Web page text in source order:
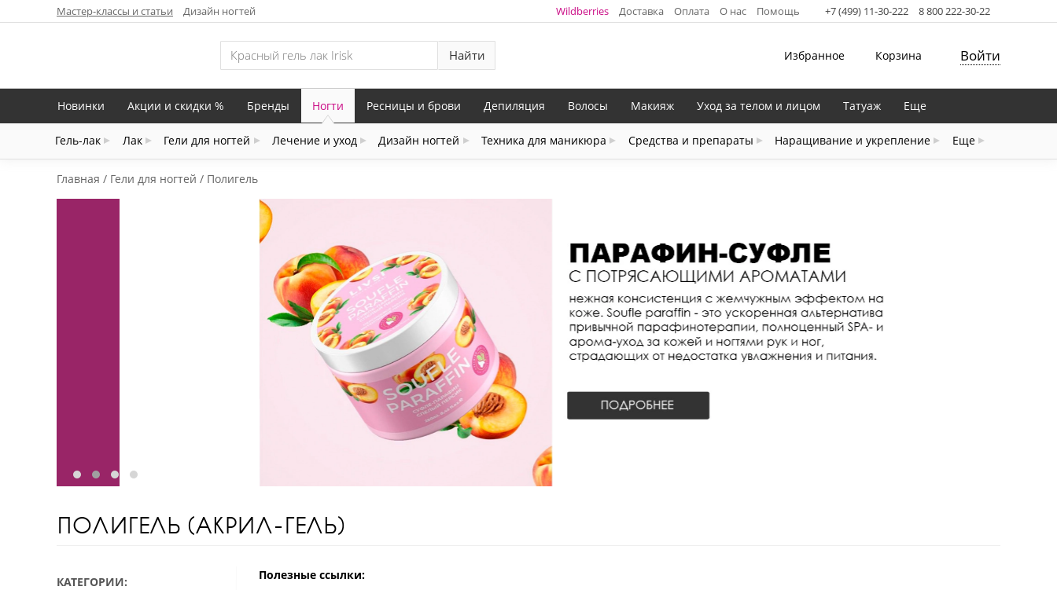
Мастер-классы и статьи Дизайн ногтей Wildberries Доставка Оплата О нас Помощь +7 (499) 11-30-222 8 800 222-30-22
Найти Избранное Корзина Войти
Новинки Акции и скидки % Бренды Ногти
Гель-лак Лак Гели для ногтей Лечение и уход Дизайн ногтей Техника для маникюра Средства и препараты Наращивание и укрепление Еще
Ресницы и брови Депиляция Волосы Макияж Уход за телом и лицом Татуаж Еще
Главная Гели для ногтей Полигель
ПОЛИГЕЛЬ (АКРИЛ-ГЕЛЬ)
КАТЕГОРИИ
Полезные ссылки: